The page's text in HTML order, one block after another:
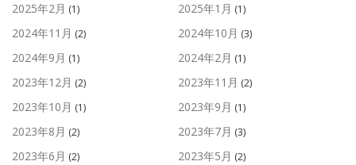
2025年2月 (1) 2025年1月 (1)
2024年11月 (2) 2024年10月 (3)
2024年9月 (1) 2024年2月 (1)
2023年12月 (2) 2023年11月 (2)
2023年10月 (1) 2023年9月 (1)
2023年8月 (2) 2023年7月 (3)
2023年6月 (2) 2023年5月 (2)